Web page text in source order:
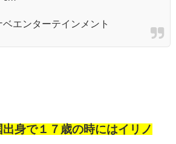
ンターテインメント
身で１７歳の時にはイリノ